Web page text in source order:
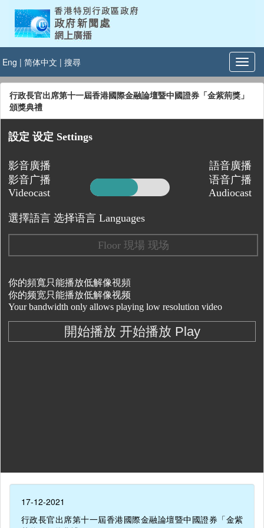
Eng | 简体中文 | 搜尋
行政長官出席第十一屆香港國際金融論壇暨中國證券「金紫荊獎」
頒獎典禮
17-12-2021
行政長官出席第十一屆香港國際金融論壇暨中國證券「金紫